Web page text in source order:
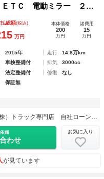
ＴＣ 電動ミラー ２６
総額(税込)
万円
本体価格
200
万円
諸費用
15
万円
2015年 走行
14.8万km
車検整備付 排気
3000cc
法定整備付 修復
なし
保証無
ＣＨＡＮ ＡＵＴＯ（株）トラック専門店 自社ローン・自社リース・レンタカー
頼
わせ
お気に入り
が見ています